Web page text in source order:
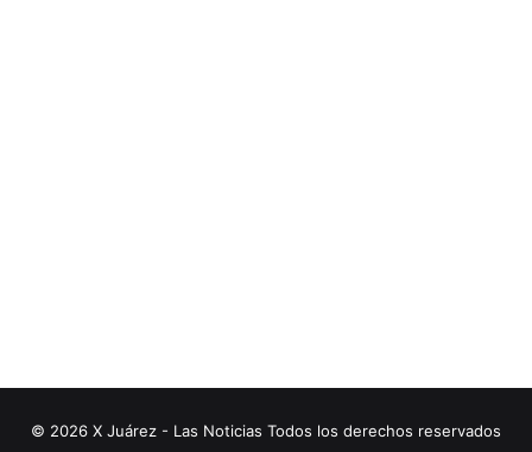
© 2026 X Juárez - Las Noticias Todos los derechos reservados